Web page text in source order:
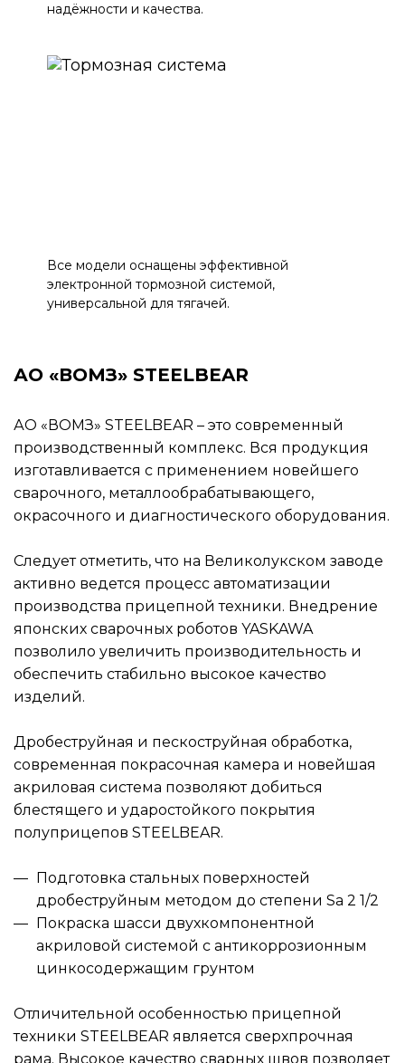
надёжности и качества.
Все модели оснащены эффективной
электронной тормозной системой,
универсальной для тягачей.
АО «ВОМЗ» STEELBEAR
АО «ВОМЗ» STEELBEAR – это современный
производственный комплекс. Вся продукция
изготавливается с применением новейшего
сварочного, металлообрабатывающего,
окрасочного и диагностического оборудования.
Следует отметить, что на Великолукском заводе
активно ведется процесс автоматизации
производства прицепной техники. Внедрение
японских сварочных роботов YASKAWA
позволило увеличить производительность и
обеспечить стабильно высокое качество
изделий.
Дробеструйная и пескоструйная обработка,
современная покрасочная камера и новейшая
акриловая система позволяют добиться
блестящего и ударостойкого покрытия
полуприцепов STEELBEAR.
Подготовка стальных поверхностей
дробеструйным методом до степени Sa 2 1/2
Покраска шасси двухкомпонентной
акриловой системой с антикоррозионным
цинкосодержащим грунтом
Отличительной особенностью прицепной
техники STEELBEAR является сверхпрочная
рама. Высокое качество сварных швов позволяет